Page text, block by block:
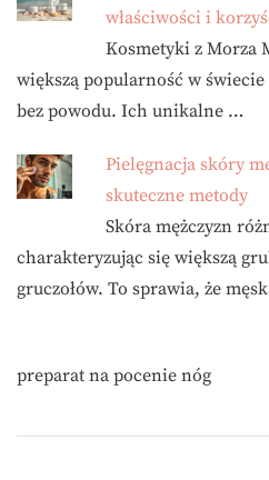
właściwości i
Kosmetyki z Morza
większą popularność w
bez powodu. Ich unikalne …
Pielęgnacja skóry
skuteczne metody
Skóra mężczyzn
charakteryzując się większą
gruczołów. To sprawia, że
preparat na pocenie nóg